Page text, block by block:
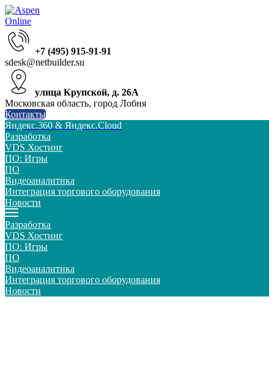
+7 (495) 915-91-91
sdesk@netbuilder.su
улица Крупской, д. 26А
Московская область, город Лобня
Контакты
Яндекс.360 & Яндекс.Cloud
Разработка
VDS Хостинг
ПО: Игры
ПО
Видеоаналитика
Интеграция торгового оборудования
Новости
Разработка
VDS Хостинг
ПО: Игры
ПО
Видеоаналитика
Интеграция торгового оборудования
Новости